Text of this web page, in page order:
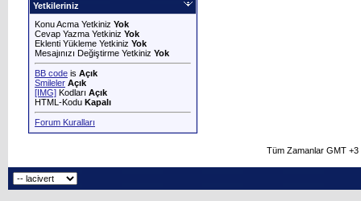
Yetkileriniz
Konu Acma Yetkiniz Yok
Cevap Yazma Yetkiniz Yok
Eklenti Yükleme Yetkiniz Yok
Mesajınızı Değiştirme Yetkiniz Yok
BB code is Açık
Smileler Açık
[IMG] Kodları Açık
HTML-Kodu Kapalı
Forum Kuralları
Tüm Zamanlar GMT